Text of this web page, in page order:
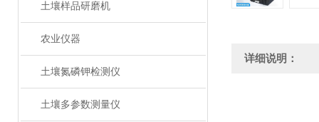
土壤样品研磨机
农业仪器
土壤氮磷钾检测仪
土壤多参数测量仪
详细说明：